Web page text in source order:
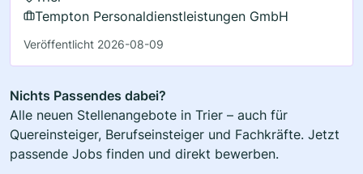
Tempton Personaldienstleistungen GmbH
Veröffentlicht 2026-08-09
Nichts Passendes dabei?
Alle neuen Stellenangebote in Trier – auch für
Quereinsteiger, Berufseinsteiger und Fachkräfte. Jetzt
passende Jobs finden und direkt bewerben.